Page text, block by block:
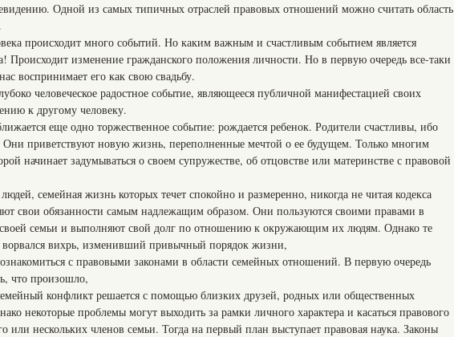
Одной из самых типичных отраслей правовых отношений можно считать область
происходит много событий. Но каким важным и счастливым событием является
Происходит изменение гражданского положения личности. Но в первую очередь все-таки
воспринимает его как свою свадьбу.
человеческое радостное событие, являющееся публичной манифестацией своих
к другому человеку.
еще одно торжественное событие: рождается ребенок. Родители счастливы, ибо
приветствуют новую жизнь, переполненные мечтой о ее будущем. Только многим
начинает задумываться о своем супружестве, об отцовстве или материнстве с правовой
семейная жизнь которых течет спокойно и размеренно, никогда не читая кодекса
свои обязанности самым надлежащим образом. Они пользуются своими правами в
семьи и выполняют свой долг по отношению к окружающим их людям. Однако те
ворвался вихрь, изменивший привычный порядок жизни,
с правовыми законами в области семейных отношений. В первую очередь
что произошло,
конфликт решается с помощью близких друзей, родных или общественных
некоторые проблемы могут выходить за рамки личного характера и касаться правового
или нескольких членов семьи. Тогда на первый план выступает правовая наука. Законы